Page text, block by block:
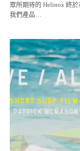
眾所期待的 Helinox 終
我們產品…